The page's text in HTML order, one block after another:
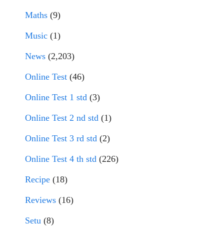
Maths (9)
Music (1)
News (2,203)
Online Test (46)
Online Test 1 std (3)
Online Test 2 nd std (1)
Online Test 3 rd std (2)
Online Test 4 th std (226)
Recipe (18)
Reviews (16)
Setu (8)